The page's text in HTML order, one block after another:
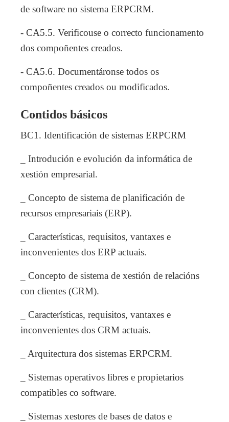
de software no sistema ERPCRM.
- CA5.5. Verificouse o correcto funcionamento
dos compoñentes creados.
- CA5.6. Documentáronse todos os
compoñentes creados ou modificados.
Contidos básicos
BC1. Identificación de sistemas ERPCRM
_ Introdución e evolución da informática de
xestión empresarial.
_ Concepto de sistema de planificación de
recursos empresariais (ERP).
_ Características, requisitos, vantaxes e
inconvenientes dos ERP actuais.
_ Concepto de sistema de xestión de relacións
con clientes (CRM).
_ Características, requisitos, vantaxes e
inconvenientes dos CRM actuais.
_ Arquitectura dos sistemas ERPCRM.
_ Sistemas operativos libres e propietarios
compatibles co software.
_ Sistemas xestores de bases de datos e